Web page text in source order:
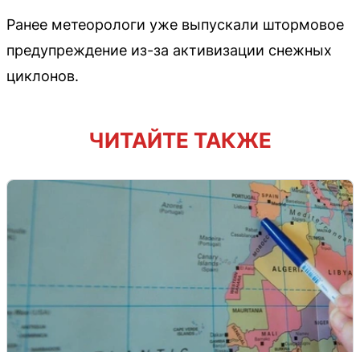
Ранее метеорологи уже выпускали штормовое
предупреждение из-за активизации снежных
циклонов.
ЧИТАЙТЕ ТАКЖЕ